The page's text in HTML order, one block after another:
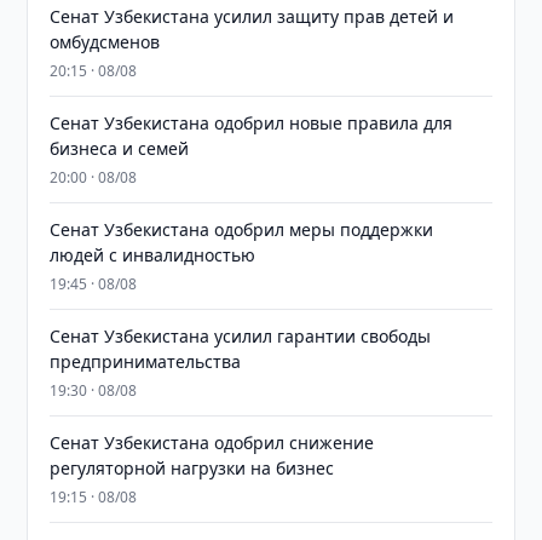
Сенат Узбекистана усилил защиту прав детей и
омбудсменов
20:15 · 08/08
Сенат Узбекистана одобрил новые правила для
бизнеса и семей
20:00 · 08/08
Сенат Узбекистана одобрил меры поддержки
людей с инвалидностью
19:45 · 08/08
Сенат Узбекистана усилил гарантии свободы
предпринимательства
19:30 · 08/08
Сенат Узбекистана одобрил снижение
регуляторной нагрузки на бизнес
19:15 · 08/08